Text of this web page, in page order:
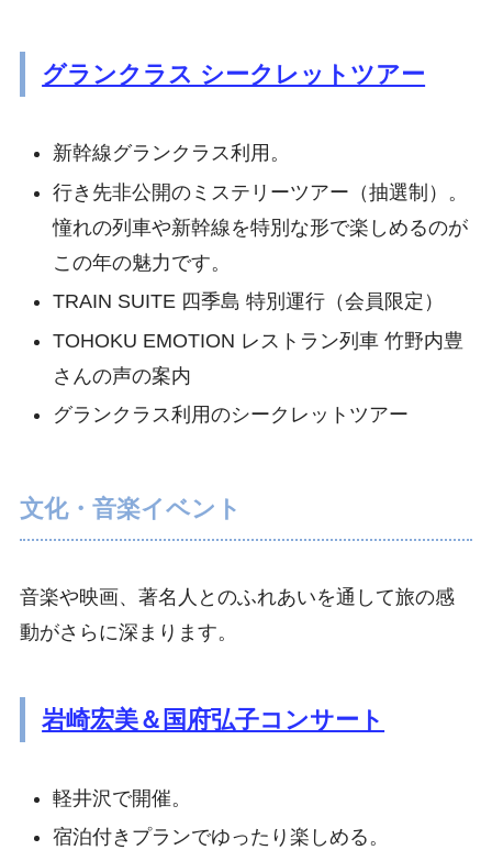
グランクラス シークレットツアー
新幹線グランクラス利用。
行き先非公開のミステリーツアー（抽選制）。
憧れの列車や新幹線を特別な形で楽しめるのが
この年の魅力です。
TRAIN SUITE 四季島 特別運行（会員限定）
TOHOKU EMOTION レストラン列車 竹野内豊
さんの声の案内
グランクラス利用のシークレットツアー
文化・音楽イベント
音楽や映画、著名人とのふれあいを通して旅の感
動がさらに深まります。
岩崎宏美＆国府弘子コンサート
軽井沢で開催。
宿泊付きプランでゆったり楽しめる。